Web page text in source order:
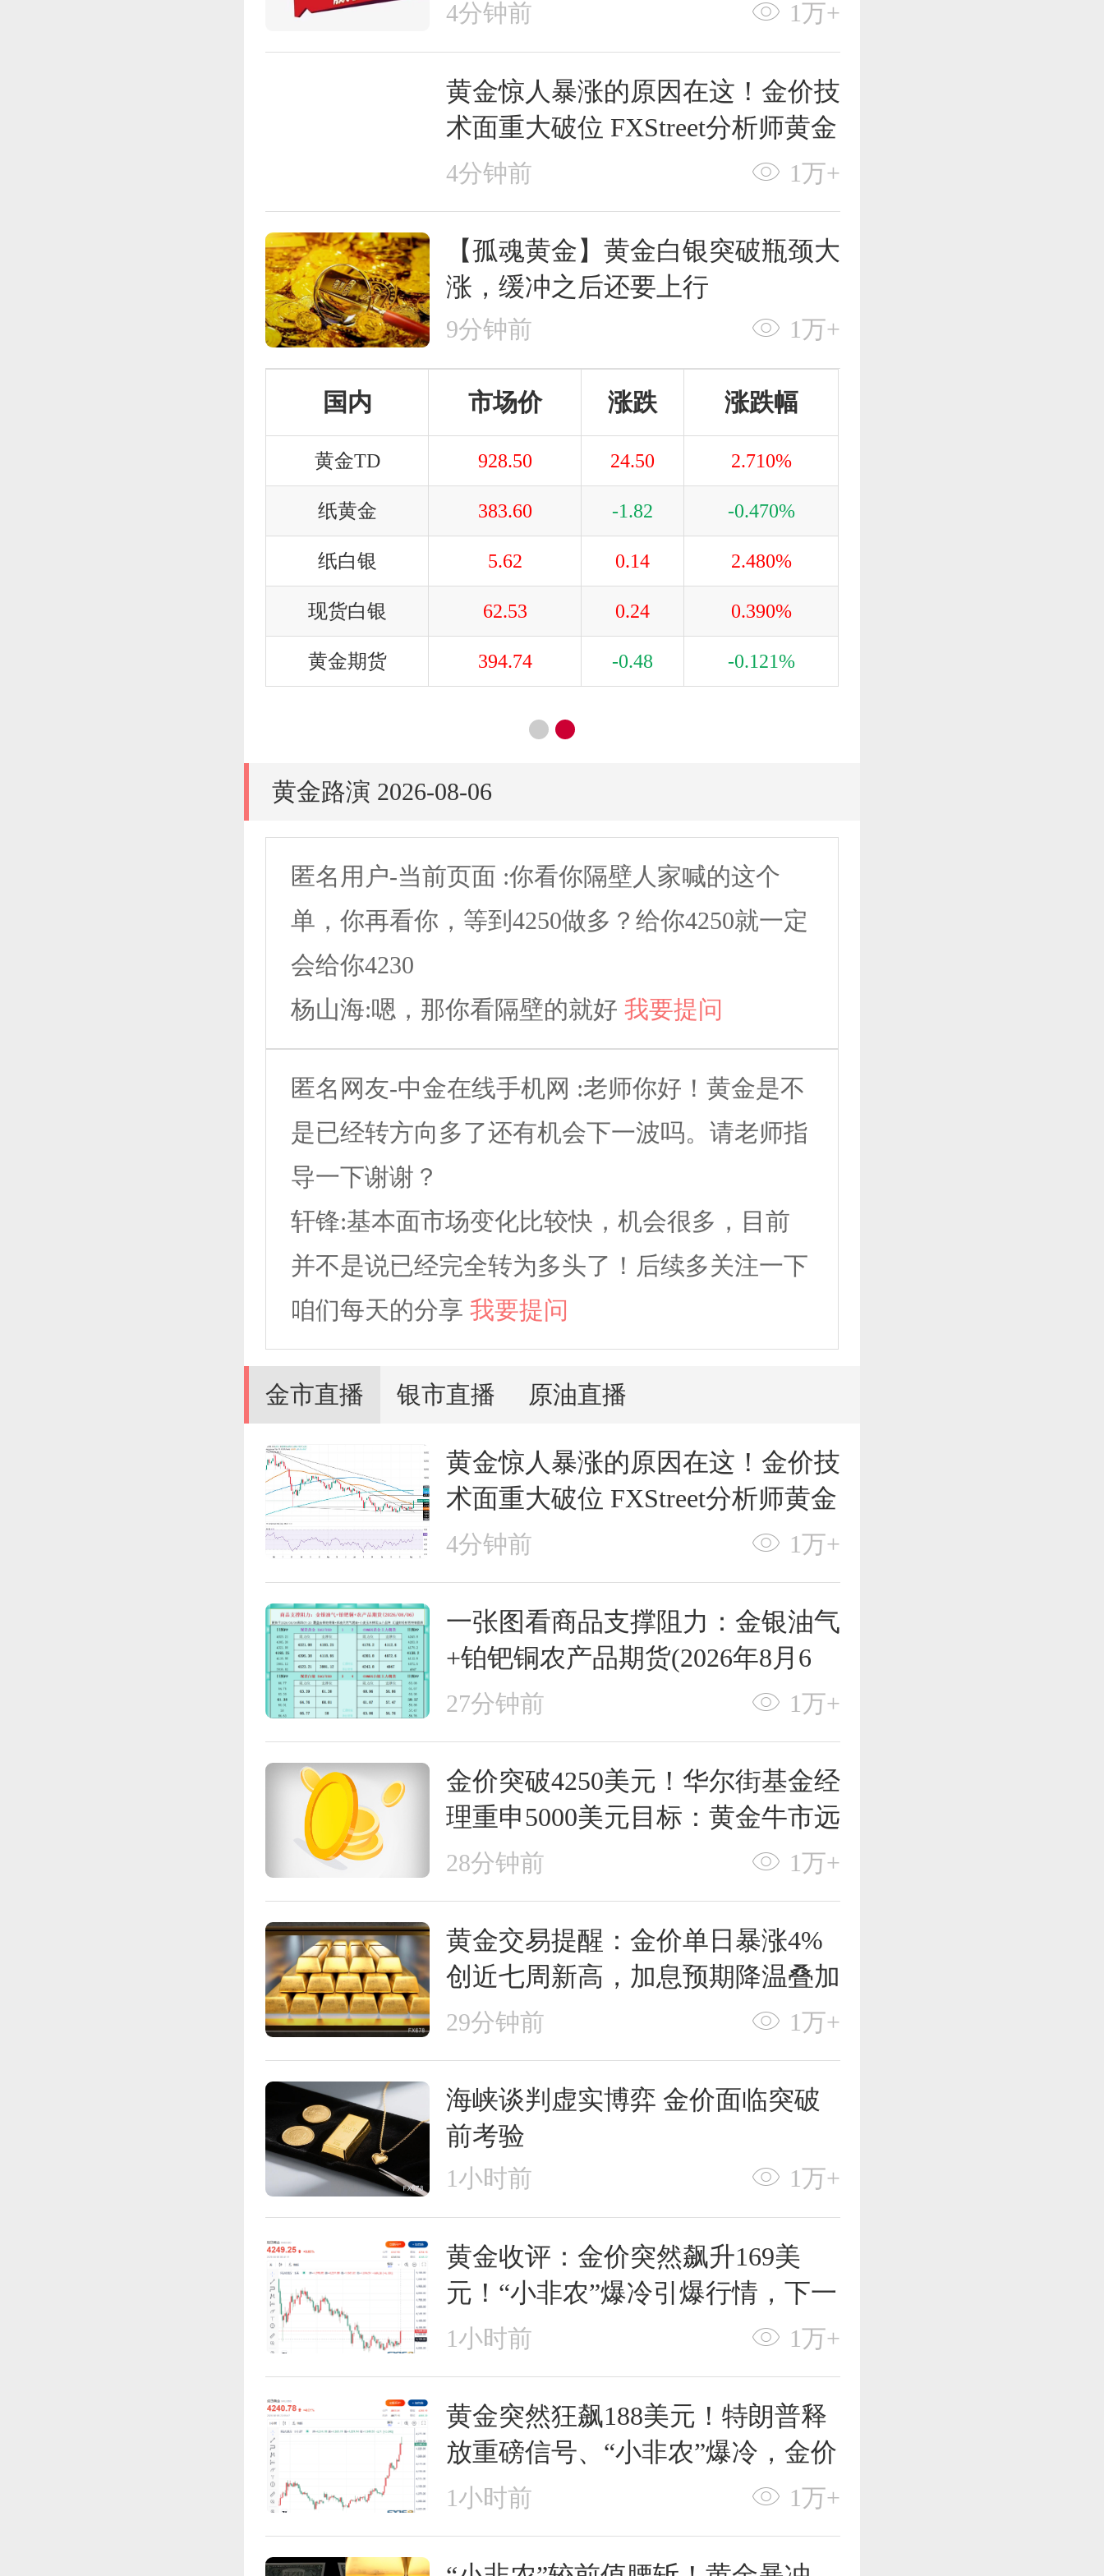
4分钟前 1万+
黄金惊人暴涨的原因在这！金价技
术面重大破位 FXStreet分析师黄金
走势分析
4分钟前 1万+
【孤魂黄金】黄金白银突破瓶颈大
涨，缓冲之后还要上行
9分钟前 1万+
国内 市场价 涨跌 涨跌幅
黄金TD 928.50 24.50 2.710%
纸黄金 383.60 -1.82 -0.470%
纸白银 5.62 0.14 2.480%
现货白银 62.53 0.24 0.390%
黄金期货 394.74 -0.48 -0.121%
黄金路演 2026-08-06
匿名用户-当前页面 :你看你隔壁人家喊的这个
单，你再看你，等到4250做多？给你4250就一定
会给你4230
杨山海:嗯，那你看隔壁的就好 我要提问
匿名网友-中金在线手机网 :老师你好！黄金是不
是已经转方向多了还有机会下一波吗。请老师指
导一下谢谢？
轩锋:基本面市场变化比较快，机会很多，目前
并不是说已经完全转为多头了！后续多关注一下
咱们每天的分享 我要提问
金市直播 银市直播 原油直播
黄金惊人暴涨的原因在这！金价技
术面重大破位 FXStreet分析师黄金
走势分析
4分钟前 1万+
一张图看商品支撑阻力：金银油气
+铂钯铜农产品期货(2026年8月6
日)
27分钟前 1万+
金价突破4250美元！华尔街基金经
理重申5000美元目标：黄金牛市远
未结束
28分钟前 1万+
黄金交易提醒：金价单日暴涨4%
创近七周新高，加息预期降温叠加
霍尔木兹“暂停信号”，牛市重启
29分钟前 1万+
海峡谈判虚实博弈 金价面临突破
前考验
1小时前 1万+
黄金收评：金价突然飙升169美
元！“小非农”爆冷引爆行情，下一
目标4380美元？
1小时前 1万+
黄金突然狂飙188美元！特朗普释
放重磅信号、“小非农”爆冷，金价
剑指4400美元？
1小时前 1万+